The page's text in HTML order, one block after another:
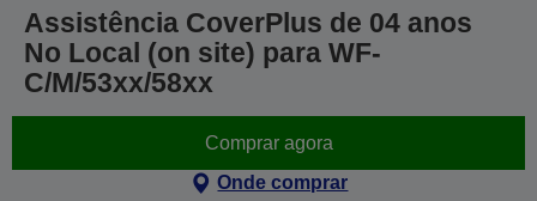
Assistência CoverPlus de 04 anos
No Local (on site) para WF-
C/M/53xx/58xx
Comprar agora
Onde comprar